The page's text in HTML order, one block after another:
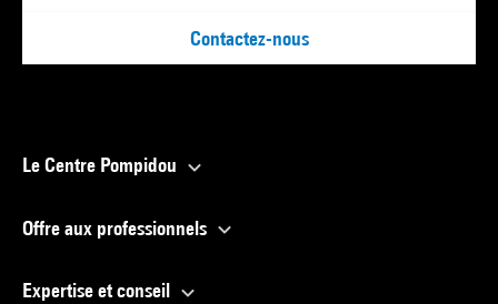
Contactez-nous
Le Centre Pompidou
Offre aux professionnels
Expertise et conseil